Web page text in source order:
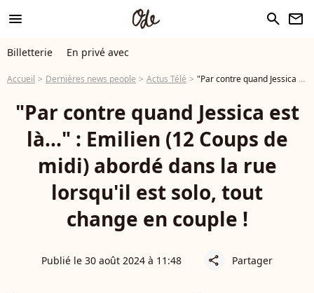
menu search newsletter
Billetterie En privé avec
Accueil Dernières news people Actus Télé "Par contre quand Jessica est là..." : Emilien (12 Coups de midi) abordé dans la rue lorsqu'il est solo, tout change en couple !
"Par contre quand Jessica est
là..." : Emilien (12 Coups de
midi) abordé dans la rue
lorsqu'il est solo, tout
change en couple !
Publié le 30 août 2024 à 11:48 share Partager